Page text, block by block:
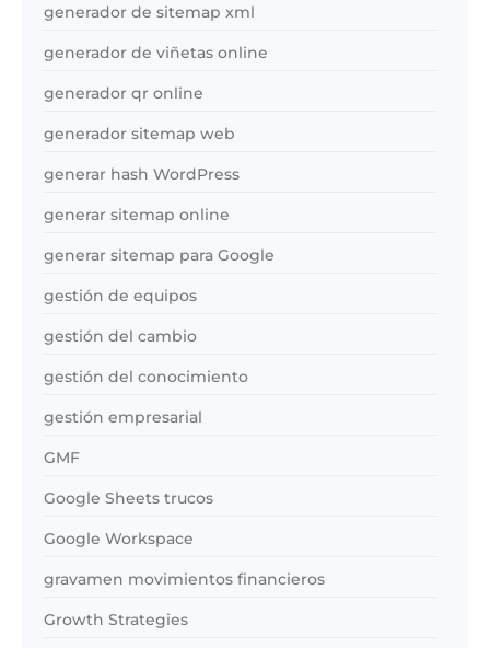
generador de sitemap xml
generador de viñetas online
generador qr online
generador sitemap web
generar hash WordPress
generar sitemap online
generar sitemap para Google
gestión de equipos
gestión del cambio
gestión del conocimiento
gestión empresarial
GMF
Google Sheets trucos
Google Workspace
gravamen movimientos financieros
Growth Strategies